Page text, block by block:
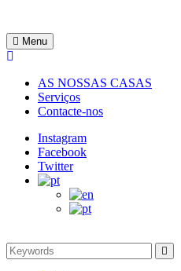
content
Rentinguimarães
Menu
AS NOSSAS CASAS
Serviços
Contacte-nos
Instagram
Facebook
Twitter
Search
for: